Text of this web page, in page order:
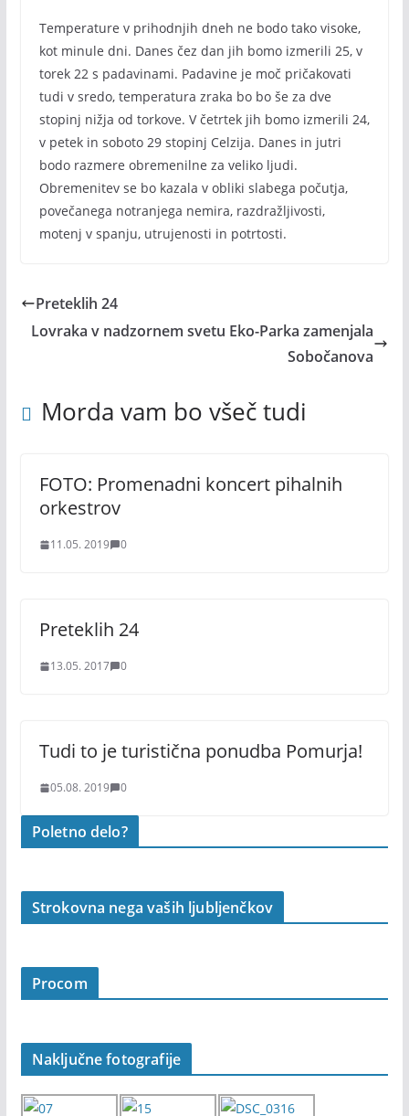
Temperature v prihodnjih dneh ne bodo tako visoke,
kot minule dni. Danes čez dan jih bomo izmerili 25, v
torek 22 s padavinami. Padavine je moč pričakovati
tudi v sredo, temperatura zraka bo bo še za dve
stopinj nižja od torkove. V četrtek jih bomo izmerili 24,
v petek in soboto 29 stopinj Celzija. Danes in jutri
bodo razmere obremenilne za veliko ljudi.
Obremenitev se bo kazala v obliki slabega počutja,
povečanega notranjega nemira, razdražljivosti,
motenj v spanju, utrujenosti in potrtosti.
Preteklih 24
Lovraka v nadzornem svetu Eko-Parka zamenjala
Sobočanova
Morda vam bo všeč tudi
FOTO: Promenadni koncert pihalnih
orkestrov
11.05. 2019 0
Preteklih 24
13.05. 2017 0
Tudi to je turistična ponudba Pomurja!
05.08. 2019 0
Poletno delo?
Strokovna nega vaših ljubljenčkov
Procom
Naključne fotografije